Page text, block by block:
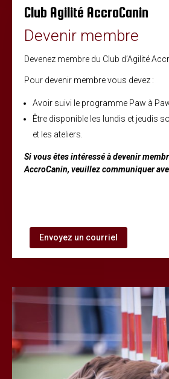
Club Agilité AccroCanin
Devenir membre
Devenez membre du Club d’Agilité
Pour devenir membre vous devez :
Avoir suivi le programme Paw à
Être disponible les lundis et jeudis
et les ateliers.
Si vous êtes intéressé à devenir
AccroCanin, veuillez communiquer
Envoyez un courriel